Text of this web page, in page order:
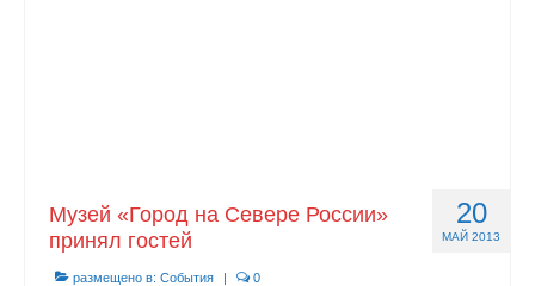
20
МАЙ 2013
Музей «Город на Севере России»
принял гостей
размещено в: События | 0